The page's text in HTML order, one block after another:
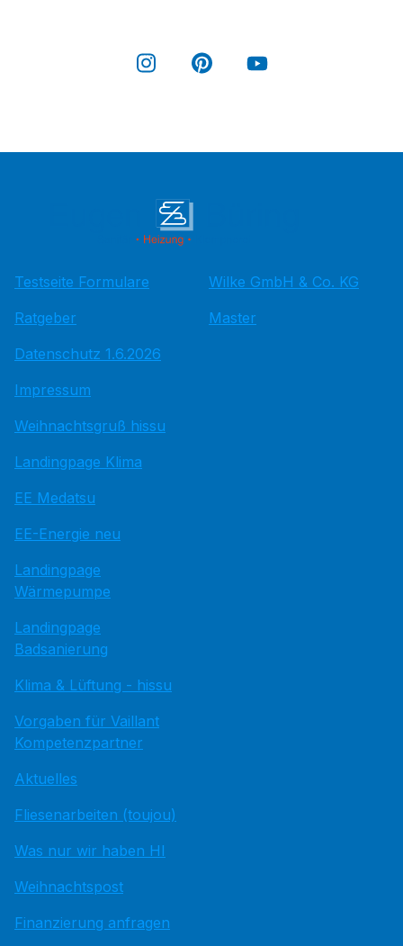
Testseite Formulare
Ratgeber
Datenschutz 1.6.2026
Impressum
Weihnachtsgruß hissu
Landingpage Klima
EE Medatsu
EE-Energie neu
Landingpage
Wärmepumpe
Landingpage
Badsanierung
Klima & Lüftung - hissu
Vorgaben für Vaillant
Kompetenzpartner
Aktuelles
Fliesenarbeiten (toujou)
Was nur wir haben HI
Weihnachtspost
Finanzierung anfragen
Wilke GmbH & Co. KG
Master